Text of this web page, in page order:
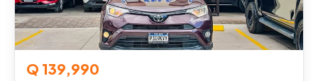
Q 139,990